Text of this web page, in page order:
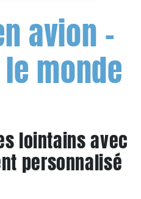
avion –
monde
lointains avec
personnalisé